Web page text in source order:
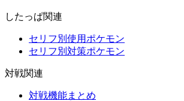
したっぱ関連
セリフ別使用ポケモン
セリフ別対策ポケモン
対戦関連
対戦機能まとめ